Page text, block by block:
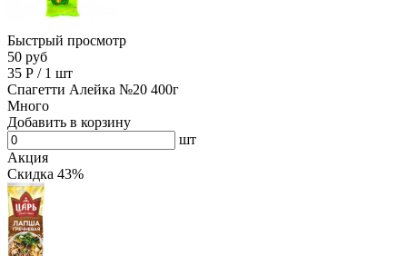
Быстрый просмотр
50 руб
35 Р / 1 шт
Спагетти Алейка №20 400г
Много
Добавить в корзину
шт
Акция
Скидка 43%